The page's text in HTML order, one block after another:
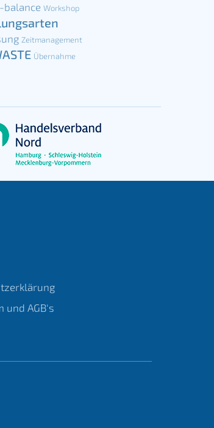
Workshop
Zeitmanagement
Übernahme
und AGB's